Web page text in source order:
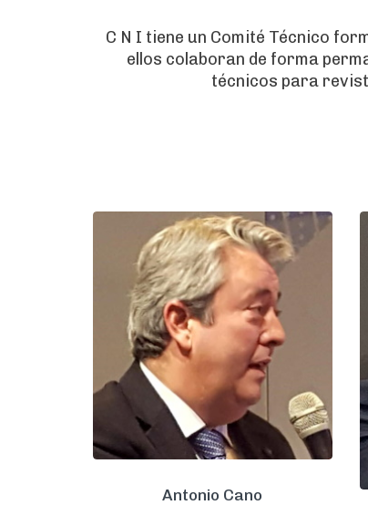
C N I tiene un Comité Técnico
ellos colaboran de forma
técnicos para
Antonio Cano